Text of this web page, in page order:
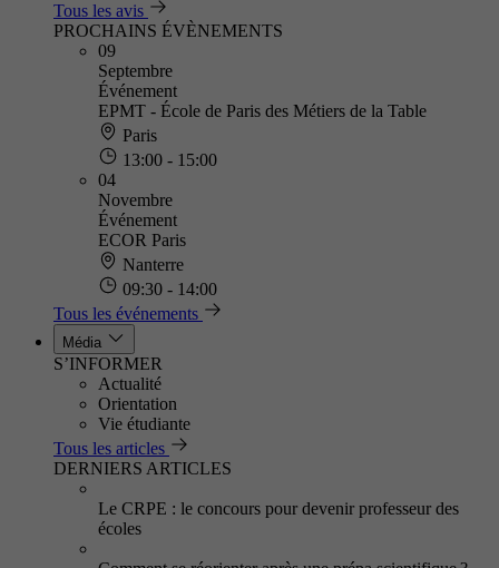
Tous les avis
PROCHAINS ÉVÈNEMENTS
09
Septembre
Événement
EPMT - École de Paris des Métiers de la Table
Paris
13:00 - 15:00
04
Novembre
Événement
ECOR Paris
Nanterre
09:30 - 14:00
Tous les événements
Média
S’INFORMER
Actualité
Orientation
Vie étudiante
Tous les articles
DERNIERS ARTICLES
Le CRPE : le concours pour devenir professeur des
écoles